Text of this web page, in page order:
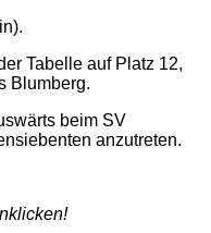
Tabelle auf Platz 12,
Blumberg.
beim SV
anzutreten.